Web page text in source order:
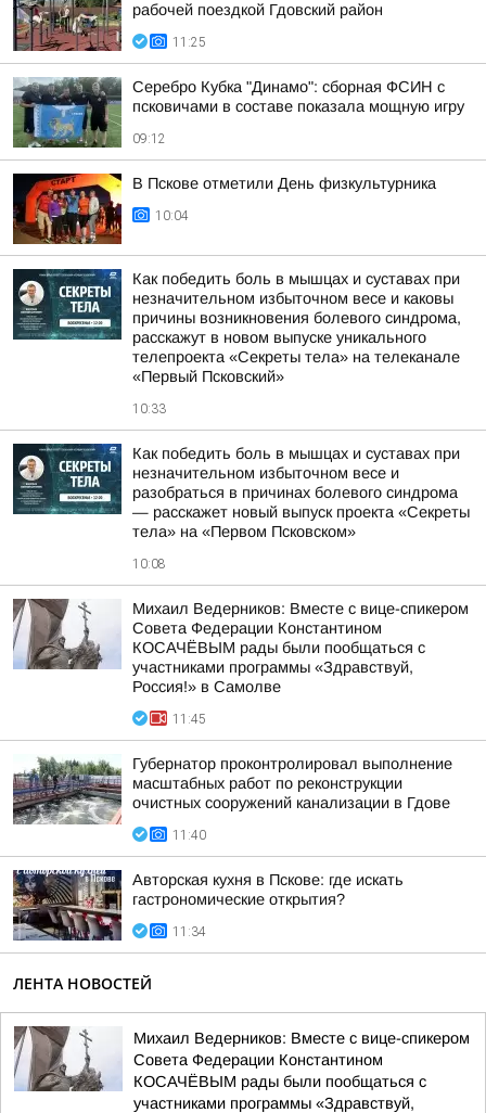
рабочей поездкой Гдовский район
11:25
Серебро Кубка "Динамо": сборная ФСИН с
псковичами в составе показала мощную игру
09:12
В Пскове отметили День физкультурника
10:04
Как победить боль в мышцах и суставах при
незначительном избыточном весе и каковы
причины возникновения болевого синдрома,
расскажут в новом выпуске уникального
телепроекта «Секреты тела» на телеканале
«Первый Псковский»
10:33
Как победить боль в мышцах и суставах при
незначительном избыточном весе и
разобраться в причинах болевого синдрома
— расскажет новый выпуск проекта «Секреты
тела» на «Первом Псковском»
10:08
Михаил Ведерников: Вместе с вице-спикером
Совета Федерации Константином
КОСАЧЁВЫМ рады были пообщаться с
участниками программы «Здравствуй,
Россия!» в Самолве
11:45
Губернатор проконтролировал выполнение
масштабных работ по реконструкции
очистных сооружений канализации в Гдове
11:40
Авторская кухня в Пскове: где искать
гастрономические открытия?
11:34
ЛЕНТА НОВОСТЕЙ
Михаил Ведерников: Вместе с вице-спикером
Совета Федерации Константином
КОСАЧЁВЫМ рады были пообщаться с
участниками программы «Здравствуй,